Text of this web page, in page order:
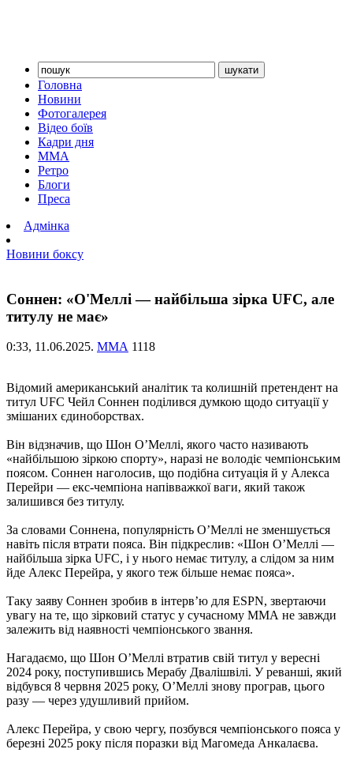
Головна
Новини
Фотогалерея
Відео боїв
Кадри дня
ММА
Ретро
Блоги
Преса
Адмінка
Новини боксу
Соннен: «О'Меллі — найбільша зірка UFC, але
титулу не має»
0:33, 11.06.2025. ММА 1118
Відомий американський аналітик та колишній претендент на
титул UFC Чейл Соннен поділився думкою щодо ситуації у
змішаних єдиноборствах.
Він відзначив, що Шон О’Меллі, якого часто називають
«найбільшою зіркою спорту», наразі не володіє чемпіонським
поясом. Соннен наголосив, що подібна ситуація й у Алекса
Перейри — екс-чемпіона напівважкої ваги, який також
залишився без титулу.
За словами Соннена, популярність О’Меллі не зменшується
навіть після втрати пояса. Він підкреслив: «Шон О’Меллі —
найбільша зірка UFC, і у нього немає титулу, а слідом за ним
йде Алекс Перейра, у якого теж більше немає пояса».
Таку заяву Соннен зробив в інтерв’ю для ESPN, звертаючи
увагу на те, що зірковий статус у сучасному ММА не завжди
залежить від наявності чемпіонського звання.
Нагадаємо, що Шон О’Меллі втратив свій титул у вересні
2024 року, поступившись Мерабу Двалішвілі. У реванші, який
відбувся 8 червня 2025 року, О’Меллі знову програв, цього
разу — через удушливий прийом.
Алекс Перейра, у свою чергу, позбувся чемпіонського пояса у
березні 2025 року після поразки від Магомеда Анкалаєва.